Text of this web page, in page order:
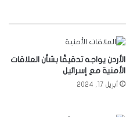
الأردن يواجه تدقيقًا بشأن العلاقات
الأمنية مع إسرائيل
أبريل 17, 2024